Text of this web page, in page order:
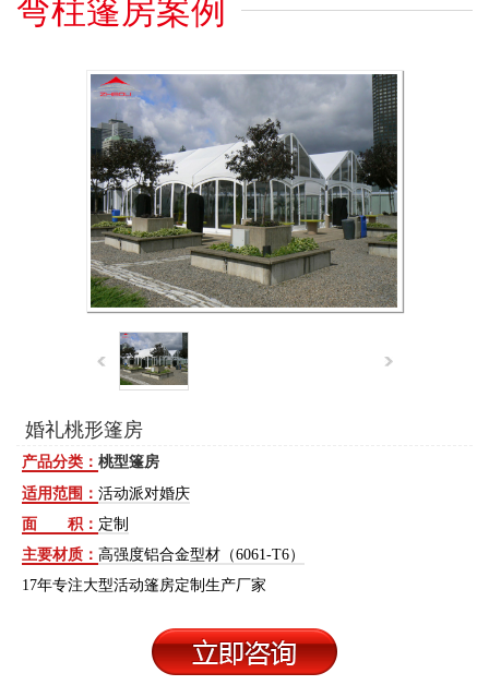
弯柱篷房案例
婚礼桃形篷房
产品分类： 桃型篷房
适用范围： 活动派对婚庆
面 积： 定制
主要材质： 高强度铝合金型材（6061-T6）
17年专注大型活动篷房定制生产厂家